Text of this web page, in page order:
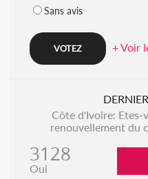
Sans avis
+ Voir
Côte d'Ivoire: Etes-
renouvellement du
3128
Oui